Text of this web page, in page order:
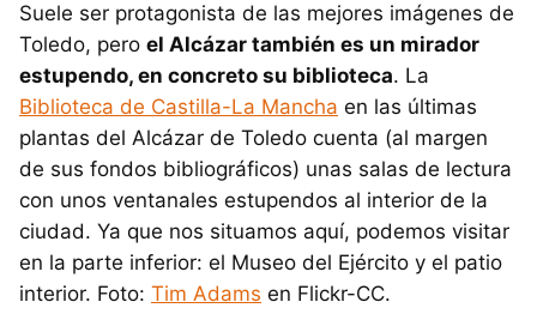
Suele ser protagonista de las mejores imágenes de
Toledo, pero el Alcázar también es un mirador
estupendo, en concreto su biblioteca. La
Biblioteca de Castilla-La Mancha en las últimas
plantas del Alcázar de Toledo cuenta (al margen
de sus fondos bibliográficos) unas salas de lectura
con unos ventanales estupendos al interior de la
ciudad. Ya que nos situamos aquí, podemos visitar
en la parte inferior: el Museo del Ejército y el patio
interior. Foto: Tim Adams en Flickr-CC.